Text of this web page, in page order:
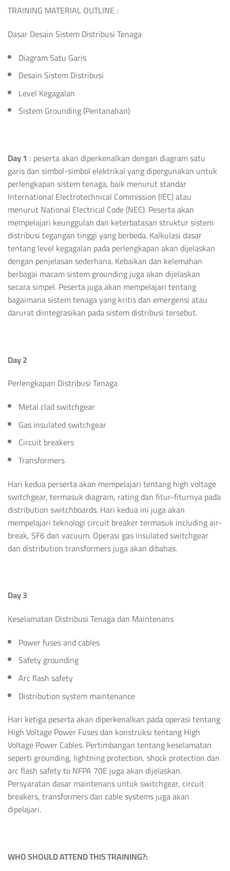
TRAINING MATERIAL OUTLINE :
Dasar Desain Sistem Distribusi Tenaga
Diagram Satu Garis
Desain Sistem Distribusi
Level Kegagalan
Sistem Grounding (Pentanahan)
Day 1 : peserta akan diperkenalkan dengan diagram satu
garis dan simbol-simbol elektrikal yang dipergunakan untuk
perlengkapan sistem tenaga, baik menurut standar
International Electrotechnical Commission (IEC) atau
menurut National Electrical Code (NEC). Peserta akan
mempelajari keunggulan dan keterbatasan struktur sistem
distribusi tegangan tinggi yang berbeda. Kalkulasi dasar
tentang level kegagalan pada perlengkapan akan dijelaskan
dengan penjelasan sederhana. Kebaikan dan kelemahan
berbagai macam sistem grounding juga akan dijelaskan
secara simpel. Peserta juga akan mempelajari tentang
bagaimana sistem tenaga yang kritis dan emergensi atau
darurat diintegrasikan pada sistem distribusi tersebut.
Day 2
Perlengkapan Distribusi Tenaga
Metal clad switchgear
Gas insulated switchgear
Circuit breakers
Transformers
Hari kedua perserta akan mempelajari tentang high voltage
switchgear, termasuk diagram, rating dan fitur-fiturnya pada
distribution switchboards. Hari kedua ini juga akan
mempelajari teknologi circuit breaker termasuk including air-
break, SF6 dan vacuum. Operasi gas insulated switchgear
dan distribution transformers juga akan dibahas.
Day 3
Keselamatan Distribusi Tenaga dan Maintenans
Power fuses and cables
Safety grounding
Arc flash safety
Distribution system maintenance
Hari ketiga peserta akan diperkenalkan pada operasi tentang
High Voltage Power Fuses dan konstruksi tentang High
Voltage Power Cables. Pertimbangan tentang keselamatan
seperti grounding, lightning protection, shock protection dan
arc flash safety to NFPA 70E juga akan dijelaskan.
Persyaratan dasar maintenans untuk switchgear, circuit
breakers, transformers dan cable systems juga akan
dipelajari.
WHO SHOULD ATTEND THIS TRAINING?: